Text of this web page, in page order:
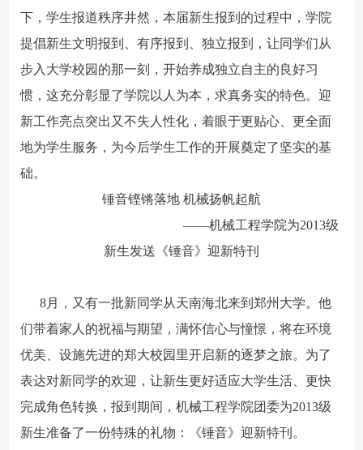
下，学生报道秩序井然，本届新生报到的过程中，学院
提倡新生文明报到、有序报到、独立报到，让同学们从
步入大学校园的那一刻，开始养成独立自主的良好习
惯，这充分彰显了学院以人为本，求真务实的特色。迎
新工作亮点突出又不失人性化，着眼于更贴心、更全面
地为学生服务，为今后学生工作的开展奠定了坚实的基
础。
锤音铿锵落地 机械扬帆起航
——机械工程学院为2013级
新生发送《锤音》迎新特刊
8月，又有一批新同学从天南海北来到郑州大学。他
们带着家人的祝福与期望，满怀信心与憧憬，将在环境
优美、设施先进的郑大校园里开启新的逐梦之旅。为了
表达对新同学的欢迎，让新生更好适应大学生活、更快
完成角色转换，报到期间，机械工程学院团委为2013级
新生准备了一份特殊的礼物：《锤音》迎新特刊。